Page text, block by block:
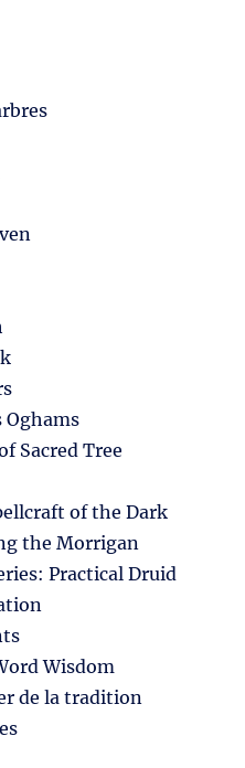
Oghams
Sacred Tree
of the Dark
the Morrigan
Practical Druid
Wisdom
de la tradition